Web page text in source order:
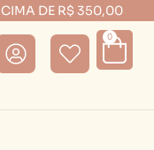
DE R$ 350,00
0